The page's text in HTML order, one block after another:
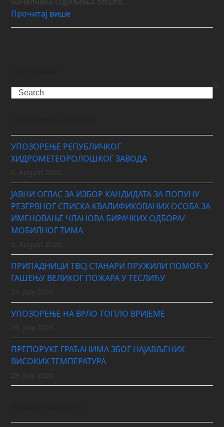
Прочитај више
Search
УПОЗОРЕЊЕ РЕПУБЛИЧКОГ
ХИДРОМЕТЕОРОЛОШКОГ ЗАВОДА
ЈАВНИ ОГЛАС ЗА ИЗБОР КАНДИДАТА ЗА ПОПУНУ
РЕЗЕРВНОГ СПИСКА КВАЛИФИКОВАНИХ ОСОБА ЗА
ИМЕНОВАЊЕ ЧЛАНОВА БИРАЧКИХ ОДБОРА/
МОБИЛНОГ ТИМА
ПРИПАДНИЦИ ТВСЈ СТАНАРИ ПРУЖИЛИ ПОМОЋ У
ГАШЕЊУ ВЕЛИКОГ ПОЖАРА У ТЕСЛИЋУ
УПОЗОРЕЊЕ НА ВРЛО ТОПЛО ВРИЈЕМЕ
ПРЕПОРУКЕ ГРАЂАНИМА ЗБОГ НАЈАВЉЕНИХ
ВИСОКИХ ТЕМПЕРАТУРА